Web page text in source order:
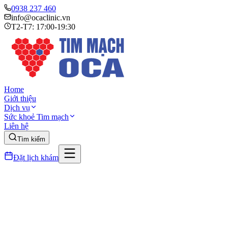
0938 237 460
info@ocaclinic.vn
T2-T7: 17:00-19:30
Home
Giới thiệu
Dịch vụ
Sức khoẻ Tim mạch
Liên hệ
Tìm kiếm
Đặt lịch khám